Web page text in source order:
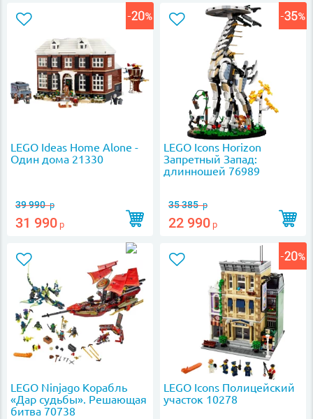
LEGO Ideas Home Alone -
Один дома 21330
39 990р
31 990 р
LEGO Icons Horizon
Запретный Запад:
длинношей 76989
35 385р
22 990 р
LEGO Ninjago Корабль
«Дар судьбы». Решающая
битва 70738
LEGO Icons Полицейский
участок 10278